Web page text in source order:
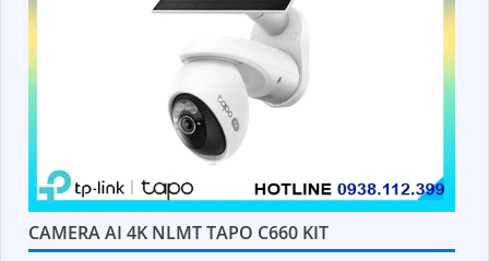
CAMERA AI 4K NLMT TAPO C660 KIT